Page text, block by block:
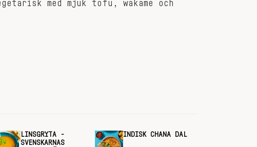
med mjuk tofu, wakame och
LINSGRYTA -
SVENSKARNAS
INDISK CHANA DAL